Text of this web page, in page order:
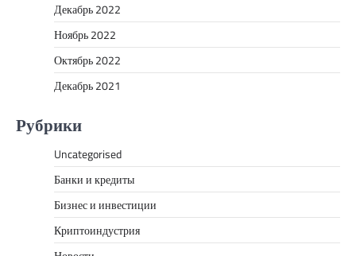
Декабрь 2022
Ноябрь 2022
Октябрь 2022
Декабрь 2021
Рубрики
Uncategorised
Банки и кредиты
Бизнес и инвестиции
Криптоиндустрия